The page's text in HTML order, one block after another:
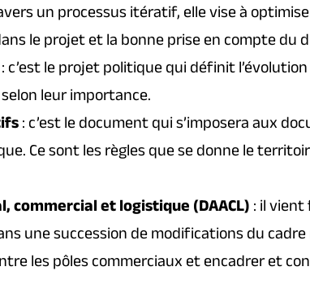
un processus itératif, elle vise à
le projet et la bonne prise en compte du
: c’est le projet politique qui définit
leur importance.
: c’est le document qui s’imposera aux
Ce sont les règles que se donne le
commercial et logistique (DAACL): il
une succession de modifications du
les pôles commerciaux et encadrer et